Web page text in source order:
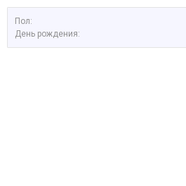
Пол:
День рождения: